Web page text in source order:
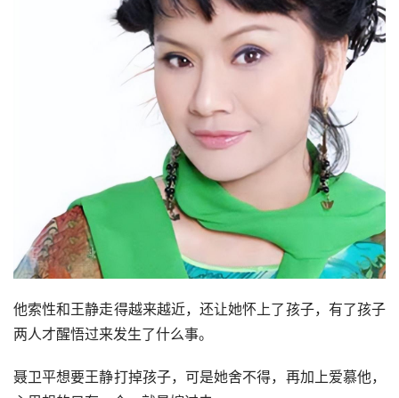
她也觉得自己颜值不够，觉得没有和王静争夺的资本，再加
上性格使然，不去指责不去争吵，让心情更加郁闷。
而聂卫平那边，非但不想解释，反而被流言蜚语搞的逆反情